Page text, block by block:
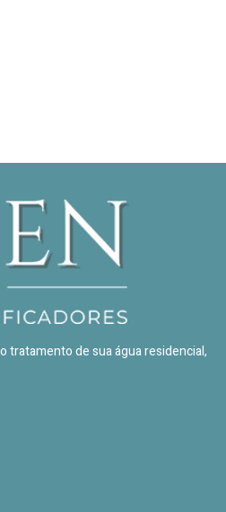
tratamento de sua água residencial,